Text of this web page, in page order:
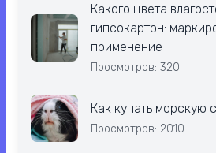
Какого цвета
гипсокартон:
применение
Просмотров: 320
Как купать морскую
Просмотров: 2010